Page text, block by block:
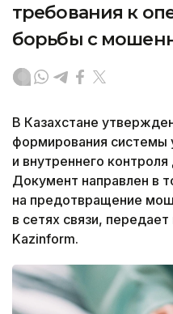
требования к
борьбы с
В Казахстане
формирования системы
и внутреннего
Документ направлен в
на предотвращение
в сетях связи,
Kazinform.